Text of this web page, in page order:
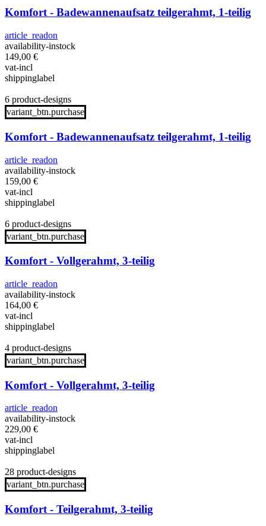
Komfort - Badewannenaufsatz teilgerahmt, 1-teilig
article_readon
availability-instock
149,00 €
vat-incl
shippinglabel
6 product-designs
variant_btn.purchase
Komfort - Badewannenaufsatz teilgerahmt, 1-teilig
article_readon
availability-instock
159,00 €
vat-incl
shippinglabel
6 product-designs
variant_btn.purchase
Komfort - Vollgerahmt, 3-teilig
article_readon
availability-instock
164,00 €
vat-incl
shippinglabel
4 product-designs
variant_btn.purchase
Komfort - Vollgerahmt, 3-teilig
article_readon
availability-instock
229,00 €
vat-incl
shippinglabel
28 product-designs
variant_btn.purchase
Komfort - Teilgerahmt, 3-teilig